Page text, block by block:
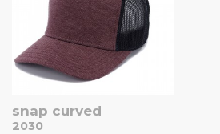
snap curved
2030